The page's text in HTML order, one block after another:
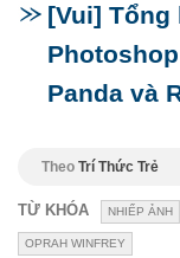
[Vui]
Panda và
Theo Trí Thức Trẻ
TỪ KHÓA NHIẾP ẢNH
OPRAH WINFREY